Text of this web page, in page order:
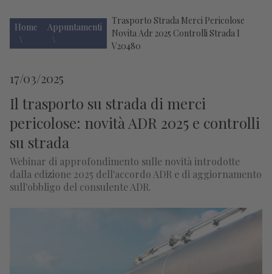
Home Appuntamenti
Trasporto Strada Merci Pericolose
Novita Adr 2025 Controlli Strada I
V20480
17/03/2025
Il trasporto su strada di merci
pericolose: novità ADR 2025 e controlli
su strada
Webinar di approfondimento sulle novità introdotte
dalla edizione 2025 dell'accordo ADR e di aggiornamento
sull'obbligo del consulente ADR.